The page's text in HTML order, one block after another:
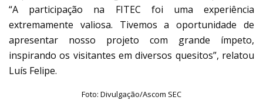
“A participação na FITEC foi uma experiência
extremamente valiosa. Tivemos a oportunidade de
apresentar nosso projeto com grande ímpeto,
inspirando os visitantes em diversos quesitos”, relatou
Luís Felipe.
Foto: Divulgação/Ascom SEC